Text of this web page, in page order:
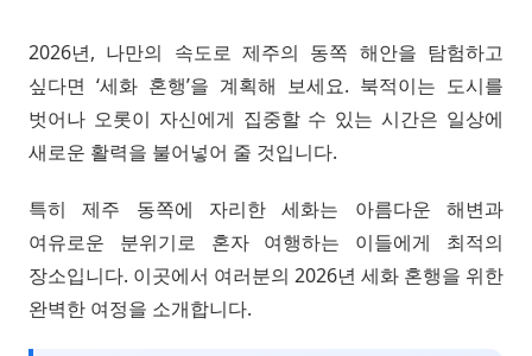
2026년, 나만의 속도로 제주의 동쪽 해안을 탐험하고
싶다면 ‘세화 혼행’을 계획해 보세요. 북적이는 도시를
벗어나 오롯이 자신에게 집중할 수 있는 시간은 일상에
새로운 활력을 불어넣어 줄 것입니다.
특히 제주 동쪽에 자리한 세화는 아름다운 해변과
여유로운 분위기로 혼자 여행하는 이들에게 최적의
장소입니다. 이곳에서 여러분의 2026년 세화 혼행을 위한
완벽한 여정을 소개합니다.